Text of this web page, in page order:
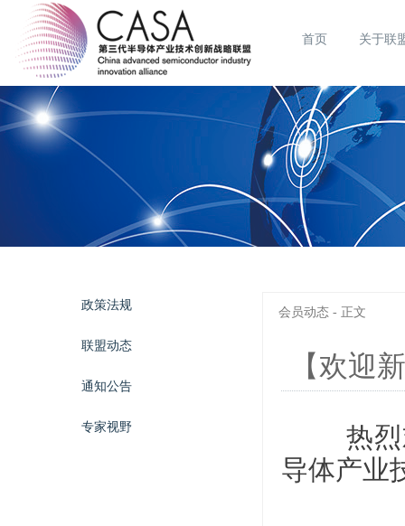
首页 关于联
政策法规
联盟动态
通知公告
专家视野
会员动态 - 正文
【欢迎
热烈
导体产业